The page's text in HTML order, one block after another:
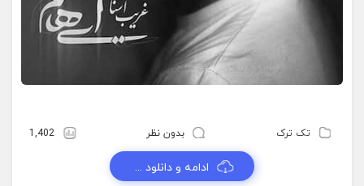
تک ترک بدون نظر 1,402
ادامه و دانلود ...